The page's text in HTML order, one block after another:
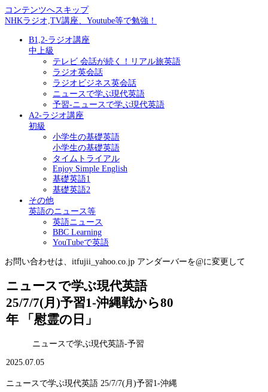
コンテンツへスキップ
NHKラジオ,TV講座、Youtube等で勉強！
B1,2-ラジオ講座
中上級
テレビ 会話が続く！リアル旅英語
ラジオ英会話
ラジオビジネス英会話
ニュースで学ぶ現代英語
予習-ニュースで学ぶ現代英語
A2-ラジオ講座
初級
小学生の基礎英語
小学生の基礎英語
タイムトライアル
Enjoy Simple English
基礎英語1
基礎英語2
その他
英語のニュース等
英語ニュース
BBC Learning
YouTubeで英語
お問い合わせは、itfujii_yahoo.co.jp アンダーバーを@に変更して
ニュースで学ぶ現代英語
25/7/7(月)予習1-沖縄戦から80
年 「慰霊の日」
ニュースで学ぶ現代英語-予習
2025.07.05
ニュースで学ぶ現代英語 25/7/7(月)予習1-沖縄